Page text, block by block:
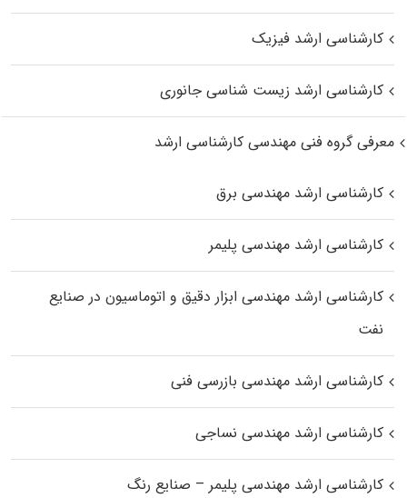
کارشناسی ارشد فیزیک
کارشناسی ارشد زیست‌ شناسی جانوری
معرفی گروه فنی مهندسی کارشناسی ارشد
کارشناسی ارشد مهندسی برق
کارشناسی ارشد مهندسی پلیمر
کارشناسی ارشد مهندسی ابزار دقیق و اتوماسیون در صنایع
نفت
کارشناسی ارشد مهندسی بازرسی فنی
کارشناسی ارشد مهندسی نساجی
کارشناسی ارشد مهندسی پلیمر – صنایع رنگ